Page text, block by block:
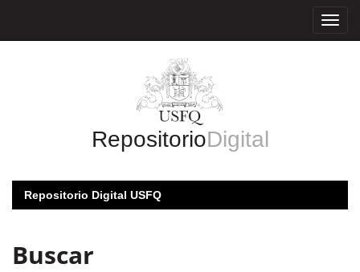
RepositorioDigital
Repositorio Digital USFQ
Buscar